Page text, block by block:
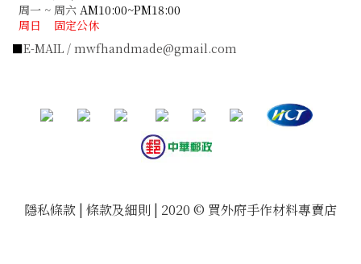
周一 ~ 周六 AM10:00~PM18:00
周日 固定公休
■E-MAIL / mwfhandmade@gmail.com
隱私條款 | 條款及細則 | 2020 © 買外府手作材料專賣店